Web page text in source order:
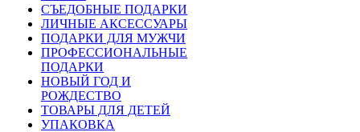
СЪЕДОБНЫЕ ПОДАРКИ
ЛИЧНЫЕ АКСЕССУАРЫ
ПОДАРКИ ДЛЯ МУЖЧИ
ПРОФЕССИОНАЛЬНЫЕ
ПОДАРКИ
НОВЫЙ ГОД И
РОЖДЕСТВО
ТОВАРЫ ДЛЯ ДЕТЕЙ
УПАКОВКА